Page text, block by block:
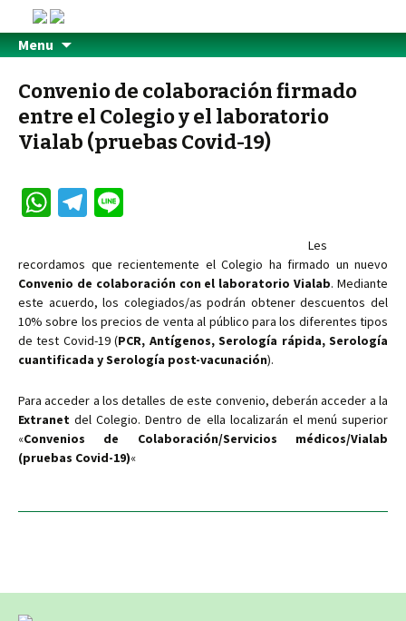
Menu
Convenio de colaboración firmado
entre el Colegio y el laboratorio
Vialab (pruebas Covid-19)
W
at
sA
p
p
Te
gr
a
m
e
Les
recordamos que recientemente el Colegio ha firmado un nuevo
Convenio de colaboración con el laboratorio Vialab. Mediante
este acuerdo, los colegiados/as podrán obtener descuentos del
10% sobre los precios de venta al público para los diferentes tipos
de test Covid-19 (PCR, Antígenos, Serología rápida, Serología
cuantificada y Serología post-vacunación).
Para acceder a los detalles de este convenio, deberán acceder a la
Extranet del Colegio. Dentro de ella localizarán el menú superior
«Convenios de Colaboración/Servicios médicos/Vialab
(pruebas Covid-19)«